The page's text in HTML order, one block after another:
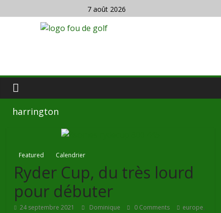
7 août 2026
harrington
Featured Calendrier
Ryder Cup, du très lourd
pour débuter
24 septembre 2021 Dominique 0 Comments europe,